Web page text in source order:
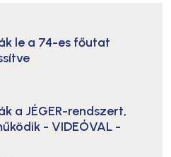
le a 74-es főutat
a JÉGER-rendszert,
- VIDEÓVAL -